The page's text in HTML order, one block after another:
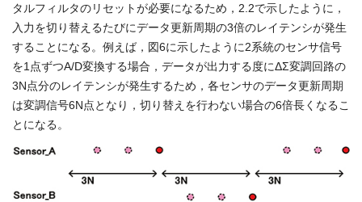
タルフィルタのリセットが必要になるため，2.2で示したように，
入力を切り替えるたびにデータ更新周期の3倍のレイテンシが発生
することになる。例えば，図6に示したように2系統のセンサ信号
を1点ずつA/D変換する場合，データが出力する度にΔΣ変調回路の
3N点分のレイテンシが発生するため，各センサのデータ更新周期
は変調信号6N点となり，切り替えを行わない場合の6倍長くなるこ
とになる。